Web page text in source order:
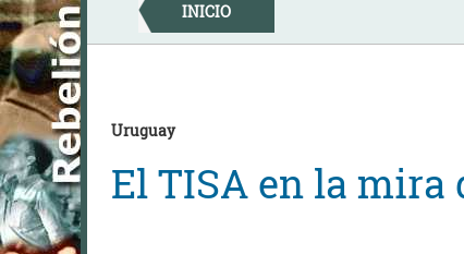
Skip
to
content
INICIO
Uruguay
El TISA en la mira